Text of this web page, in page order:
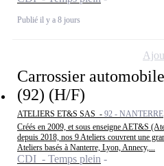
Publié il y a 8 jours
Carrossier
(92) (H/F)
ATELIERS ET&S SAS - 92 - NANTERRE
Créés en 2009, et sous enseigne AET&S
depuis 2018, nos 9 Ateliers couvrent une
Ateliers basés à Nanterre, Lyon, Annecy,...
CDI - Temps plein